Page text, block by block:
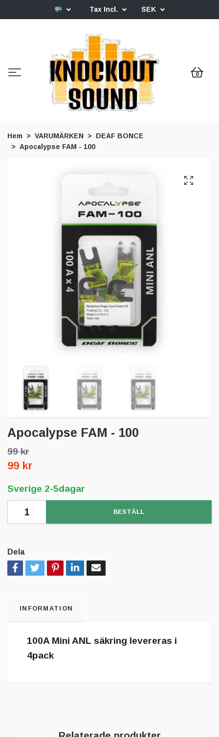
Tax Incl. SEK
0
Hem VARUMÄRKEN
DEAF BONCE
Apocalypse FAM - 100
Apocalypse FAM - 100
99 kr
99 kr
Sverige 2-5dagar
BESTÄLL
Dela
INFORMATION
100A Mini ANL säkring levereras i
4pack